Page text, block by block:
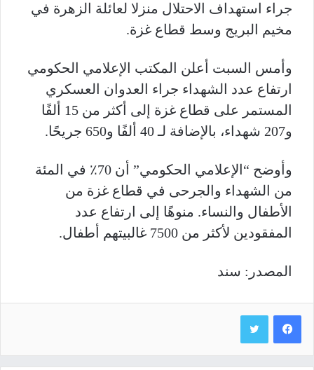
جراء استهداف الاحتلال منزلا لعائلة الزهرة في
مخيم البريج وسط قطاع غزة.
وأمس السبت أعلن المكتب الإعلامي الحكومي
ارتفاع عدد الشهداء جراء العدوان العسكري
المستمر على قطاع غزة إلى أكثر من 15 ألفًا
و207 شهداء، بالإضافة لـ 40 ألفًا و650 جريحًا.
وأوضح “الإعلامي الحكومي” أن 70٪؜ في المئة
من الشهداء والجرحى في قطاع غزة من
الأطفال والنساء. منوهًا إلى ارتفاع عدد
المفقودين لأكثر من 7500 غالبيتهم أطفال.
المصدر: سند